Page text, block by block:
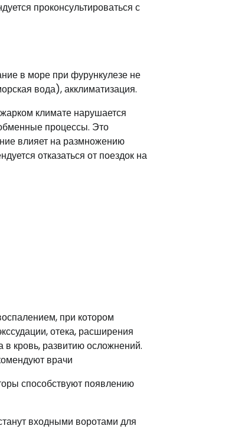
проконсультироваться с
в море при фурункулезе не
вода), акклиматизация.
климате нарушается
процессы. Это
влияет на размножению
отказаться от поездок на
при котором
отека, расширения
в кровь, развитию осложнений.
врачи
способствуют появлению
входными воротами для